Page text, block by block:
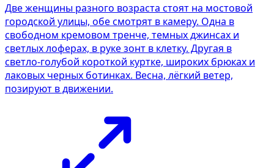
Две женщины разного возраста стоят на мостовой
городской улицы, обе смотрят в камеру. Одна в
свободном кремовом тренче, темных джинсах и
светлых лоферах, в руке зонт в клетку. Другая в
светло-голубой короткой куртке, широких брюках и
лаковых черных ботинках. Весна, лёгкий ветер,
позируют в движении.